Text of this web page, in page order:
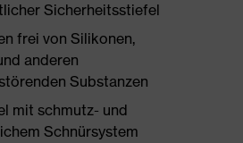
Sicherheitsstiefel
frei von Silikonen,
anderen
Substanzen
mit schmutz- und
Schnürsystem